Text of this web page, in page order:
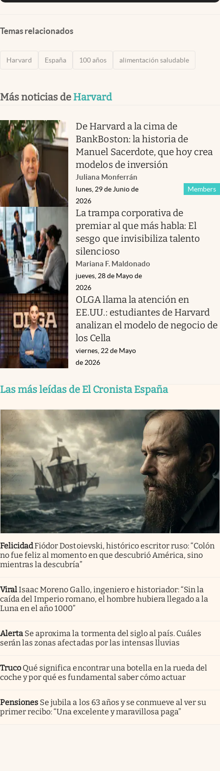
Temas relacionados
Harvard España 100 años alimentación saludable
Más noticias de Harvard
De Harvard a la cima de
BankBoston: la historia de
Manuel Sacerdote, que hoy crea
modelos de inversión
Juliana Monferrán
Members
lunes, 29 de Junio de
2026
La trampa corporativa de
premiar al que más habla: El
sesgo que invisibiliza talento
silencioso
Mariana F. Maldonado
jueves, 28 de Mayo de
2026
OLGA llama la atención en
EE.UU.: estudiantes de Harvard
analizan el modelo de negocio de
los Cella
viernes, 22 de Mayo
de 2026
Las más leídas de El Cronista España
FelicidadFiódor Dostoievski, histórico escritor ruso: “Colón
no fue feliz al momento en que descubrió América, sino
mientras la descubría”
ViralIsaac Moreno Gallo, ingeniero e historiador: “Sin la
caída del Imperio romano, el hombre hubiera llegado a la
Luna en el año 1000”
Alerta Se aproxima la tormenta del siglo al país. Cuáles
serán las zonas afectadas por las intensas lluvias
Truco Qué significa encontrar una botella en la rueda del
coche y por qué es fundamental saber cómo actuar
Pensiones Se jubila a los 63 años y se conmueve al ver su
primer recibo: “Una excelente y maravillosa paga”